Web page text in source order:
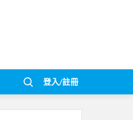
登入/註冊